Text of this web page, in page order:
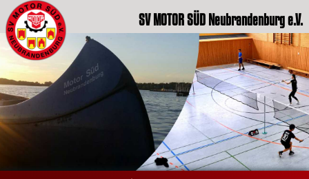
SV MOTOR SÜD Neubrandenburg e.V.